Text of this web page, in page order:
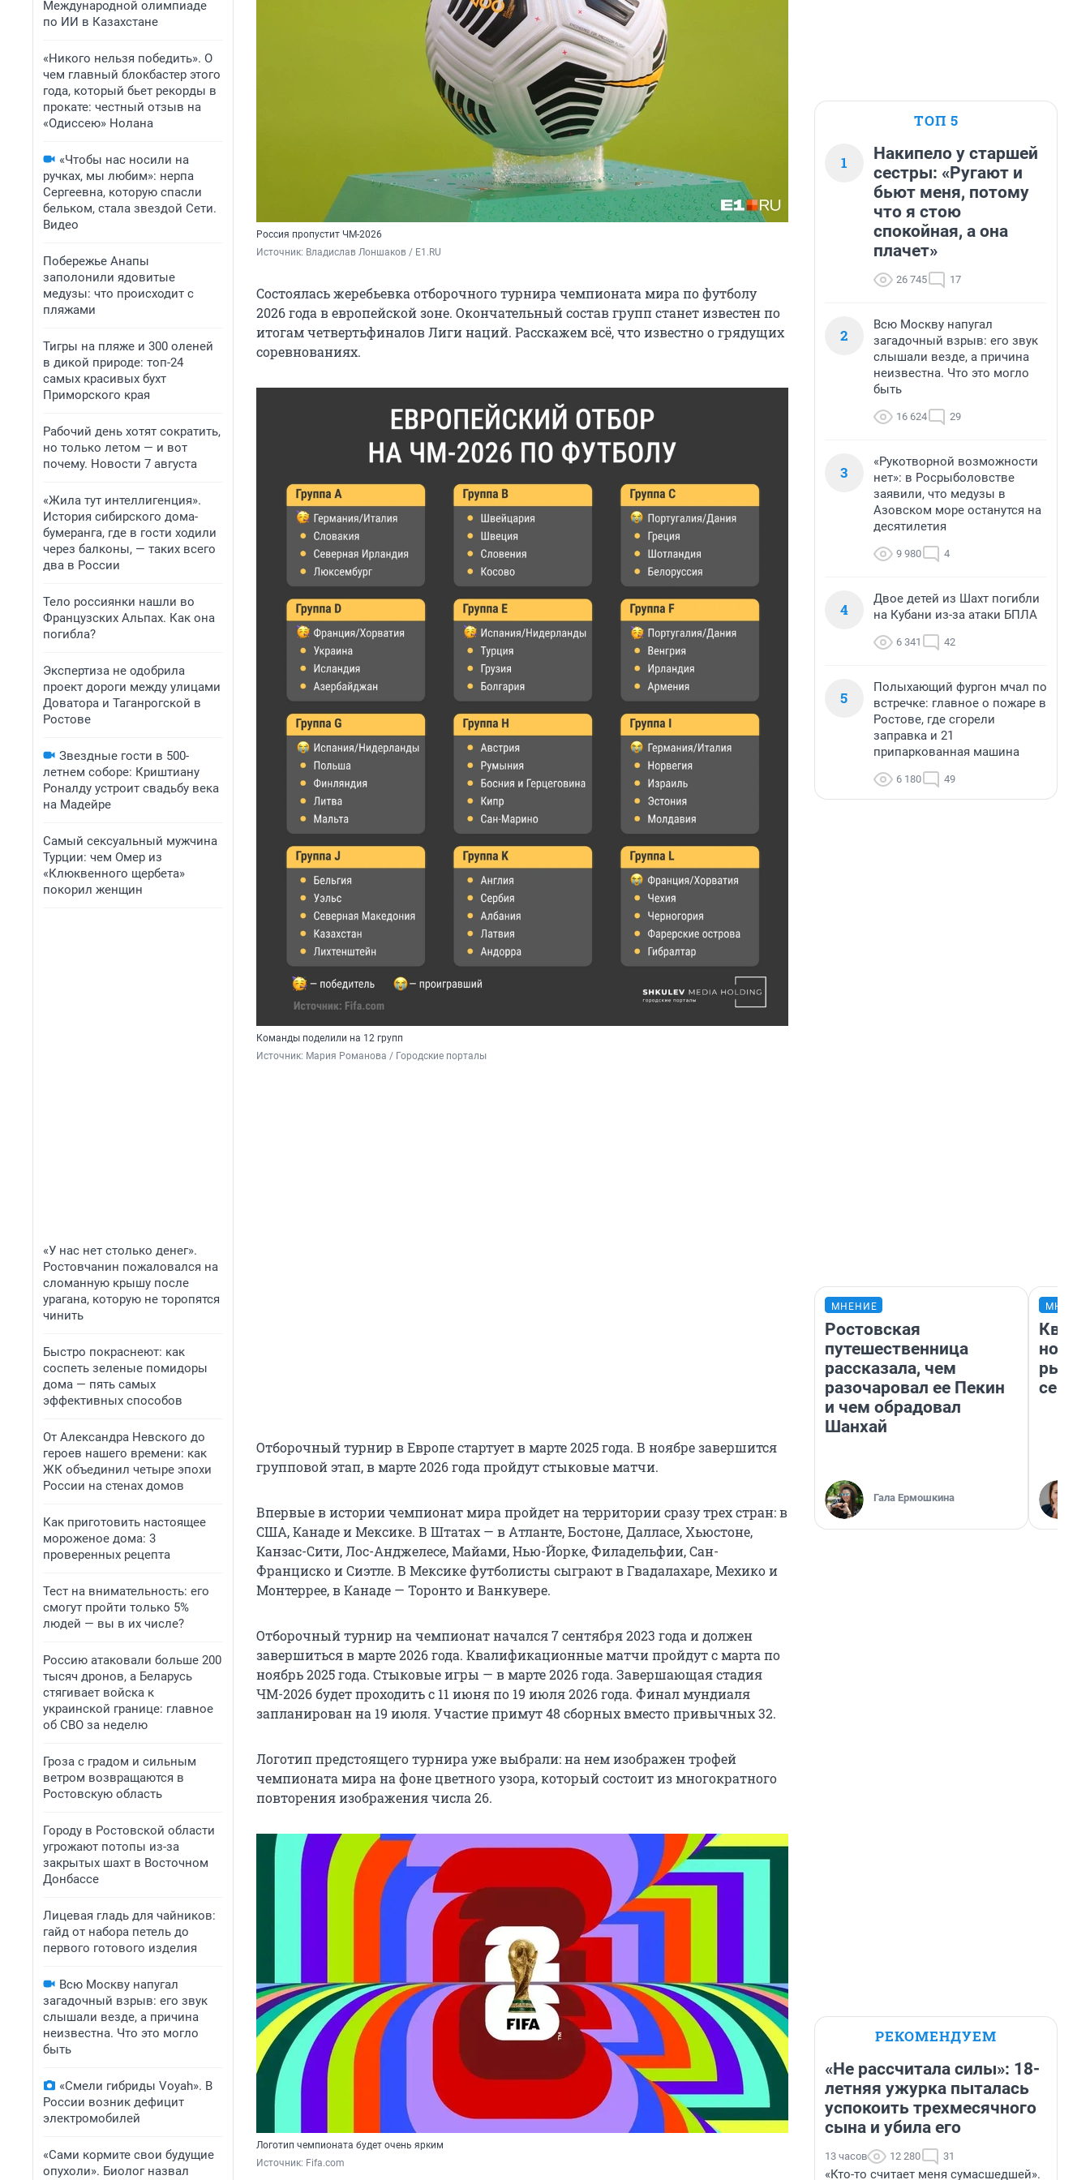
Международной олимпиаде
по ИИ в Казахстане
«Никого нельзя победить». О
чем главный блокбастер этого
года, который бьет рекорды в
прокате: честный отзыв на
«Одиссею» Нолана
«Чтобы нас носили на
ручках, мы любим»: нерпа
Сергеевна, которую спасли
бельком, стала звездой Сети.
Видео
Побережье Анапы
заполонили ядовитые
медузы: что происходит с
пляжами
Тигры на пляже и 300 оленей
в дикой природе: топ-24
самых красивых бухт
Приморского края
Рабочий день хотят сократить,
но только летом — и вот
почему. Новости 7 августа
«Жила тут интеллигенция».
История сибирского дома-
бумеранга, где в гости ходили
через балконы, — таких всего
два в России
Тело россиянки нашли во
Французских Альпах. Как она
погибла?
Экспертиза не одобрила
проект дороги между улицами
Доватора и Таганрогской в
Ростове
Звездные гости в 500-
летнем соборе: Криштиану
Роналду устроит свадьбу века
на Мадейре
Самый сексуальный мужчина
Турции: чем Омер из
«Клюквенного щербета»
покорил женщин
«У нас нет столько денег».
Ростовчанин пожаловался на
сломанную крышу после
урагана, которую не торопятся
чинить
Быстро покраснеют: как
соспеть зеленые помидоры
дома — пять самых
эффективных способов
От Александра Невского до
героев нашего времени: как
ЖК объединил четыре эпохи
России на стенах домов
Как приготовить настоящее
мороженое дома: 3
проверенных рецепта
Тест на внимательность: его
смогут пройти только 5%
людей — вы в их числе?
Россию атаковали больше 200
тысяч дронов, а Беларусь
стягивает войска к
украинской границе: главное
об СВО за неделю
Гроза с градом и сильным
ветром возвращаются в
Ростовскую область
Городу в Ростовской области
угрожают потопы из-за
закрытых шахт в Восточном
Донбассе
Лицевая гладь для чайников:
гайд от набора петель до
первого готового изделия
Всю Москву напугал
загадочный взрыв: его звук
слышали везде, а причина
неизвестна. Что это могло
быть
«Смели гибриды Voyah». В
России возник дефицит
электромобилей
«Сами кормите свои будущие
опухоли». Биолог назвал
Россия пропустит ЧМ-2026
Источник: Владислав Лоншаков / E1.RU
Состоялась жеребьевка отборочного турнира чемпионата мира по футболу
2026 года в европейской зоне. Окончательный состав групп станет известен по
итогам четвертьфиналов Лиги наций. Расскажем всё, что известно о грядущих
соревнованиях.
Команды поделили на 12 групп
Источник: Мария Романова / Городские порталы
Отборочный турнир в Европе стартует в марте 2025 года. В ноябре завершится
групповой этап, в марте 2026 года пройдут стыковые матчи.
Впервые в истории чемпионат мира пройдет на территории сразу трех стран: в
США, Канаде и Мексике. В Штатах — в Атланте, Бостоне, Далласе, Хьюстоне,
Канзас-Сити, Лос-Анджелесе, Майами, Нью-Йорке, Филадельфии, Сан-
Франциско и Сиэтле. В Мексике футболисты сыграют в Гвадалахаре, Мехико и
Монтеррее, в Канаде — Торонто и Ванкувере.
Отборочный турнир на чемпионат начался 7 сентября 2023 года и должен
завершиться в марте 2026 года. Квалификационные матчи пройдут с марта по
ноябрь 2025 года. Стыковые игры — в марте 2026 года. Завершающая стадия
ЧМ-2026 будет проходить с 11 июня по 19 июля 2026 года. Финал мундиаля
запланирован на 19 июля. Участие примут 48 сборных вместо привычных 32.
Логотип предстоящего турнира уже выбрали: на нем изображен трофей
чемпионата мира на фоне цветного узора, который состоит из многократного
повторения изображения числа 26.
Логотип чемпионата будет очень ярким
Источник: Fifa.com
ТОП 5
1
Накипело у старшей
сестры: «Ругают и
бьют меня, потому
что я стою
спокойная, а она
плачет»
26 745 17
2
Всю Москву напугал
загадочный взрыв: его звук
слышали везде, а причина
неизвестна. Что это могло
быть
16 624 29
3
«Рукотворной возможности
нет»: в Росрыболовстве
заявили, что медузы в
Азовском море останутся на
десятилетия
9 980 4
4
Двое детей из Шахт погибли
на Кубани из-за атаки БПЛА
6 341 42
5
Полыхающий фургон мчал по
встречке: главное о пожаре в
Ростове, где сгорели
заправка и 21
припаркованная машина
6 180 49
МНЕНИЕ
Ростовская
путешественница
рассказала, чем
разочаровал ее Пекин
и чем обрадовал
Шанхай
Гала Ермошкина
но
РЕКОМЕНДУЕМ
«Не рассчитала силы»: 18-
летняя ужурка пыталась
успокоить трехмесячного
сына и убила его
13 часов 12 280 31
«Кто-то считает меня сумасшедшей».